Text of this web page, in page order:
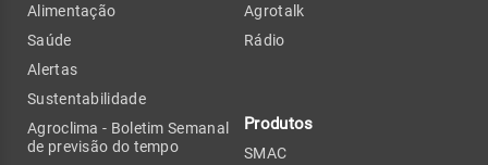
Alimentação
Saúde
Alertas
Sustentabilidade
Agroclima - Boletim Semanal
de previsão do tempo
Agrotalk
Rádio
Produtos
SMAC